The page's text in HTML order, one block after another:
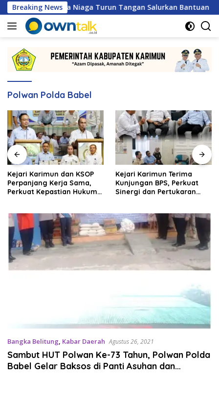
Langsung
ke
konten
Breaking News
Patra Niaga Turun Tangan Salurkan Bantuan
Polwan Polda Babel
Kejari Karimun dan KSOP
Perpanjang Kerja Sama,
Perkuat Kepastian Hukum
Kejari Karimun Terima
Kunjungan BPS, Perkuat
Sinergi dan Pertukaran
Bangka Belitung, Kabar Daerah Agustus 26, 2021
Sambut HUT Polwan Ke-73 Tahun, Polwan Polda
Babel Gelar Baksos di Panti Asuhan dan